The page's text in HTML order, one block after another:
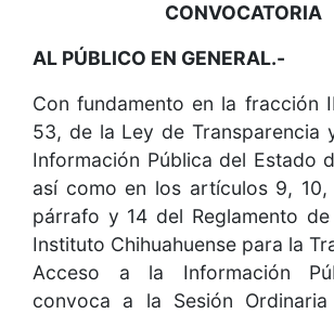
CONVOCATORIA
AL PÚBLICO EN GENERAL.-
Con fundamento en la fracción
53, de la Ley de Transparencia
Información Pública del Estado
así como en los artículos 9, 10,
párrafo y 14 del Reglamento de
Instituto Chihuahuense para la
Acceso a la Información
convoca a la Sesión